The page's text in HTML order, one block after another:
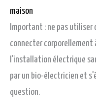
maison
Important : ne pas
connecter corporellement
l'installation électrique
par un bio-électricien et
question.